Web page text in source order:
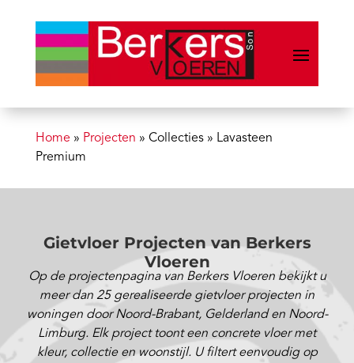
Home» Projecten » Collecties» Lavasteen
Premium
Gietvloer Projecten van Berkers
Vloeren
Op de projectenpagina van Berkers Vloeren bekijkt u
meer dan 25 gerealiseerde gietvloer projecten in
woningen door Noord-Brabant, Gelderland en Noord-
Limburg. Elk project toont een concrete vloer met
kleur, collectie en woonstijl. U filtert eenvoudig op